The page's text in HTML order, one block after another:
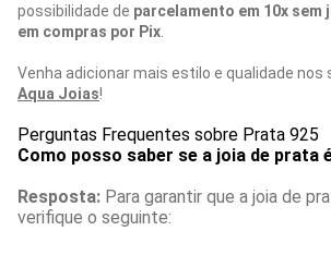
possibilidade de parcelamento em 10x sem
em compras por Pix
Venha adicionar mais estilo e qualidade nos
Aqua Joias!
Perguntas Frequentes sobre Prata 925
Como posso saber se a joia de prata
Resposta: Para garantir que a joia de
verifique o seguinte: